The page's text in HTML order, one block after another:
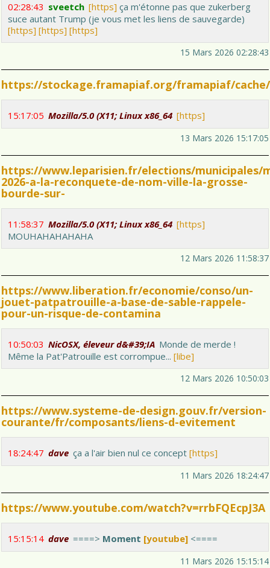
02:28:43 sveetch [https] ça m'étonne pas que zukerberg
suce autant Trump (je vous met les liens de sauvegarde)
[https] [https] [https]
15 Mars 2026 02:28:43
https://stockage.framapiaf.org/framapiaf/cache/
15:17:05 Mozilla/5.0 (X11; Linux x86_64 [https]
13 Mars 2026 15:17:05
https://www.leparisien.fr/elections/municipales/
2026-a-la-reconquete-de-nom-ville-la-grosse-
bourde-sur-
11:58:37 Mozilla/5.0 (X11; Linux x86_64 [https]
MOUHAHAHAHAHA
12 Mars 2026 11:58:37
https://www.liberation.fr/economie/conso/un-
jouet-patpatrouille-a-base-de-sable-rappele-
pour-un-risque-de-contamina
10:50:03 NicOSX, éleveur d&#39;IA Monde de merde !
Même la Pat'Patrouille est corrompue... [libe]
12 Mars 2026 10:50:03
https://www.systeme-de-design.gouv.fr/version-
courante/fr/composants/liens-d-evitement
18:24:47 dave ça a l'air bien nul ce concept [https]
11 Mars 2026 18:24:47
https://www.youtube.com/watch?v=rrbFQEcpJ3A
15:15:14 dave ====> Moment [youtube] <====
11 Mars 2026 15:15:14